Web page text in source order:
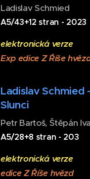
Ladislav Schmied
A5/43+12 stran - 2023
elektronická verze
Exp edice Z Říše
Ladislav Schmied
Slunci
Petr Bartoš, Štěpán
A5/28+8 stran - 203
elektronická verze
edice Z Říše hvězd